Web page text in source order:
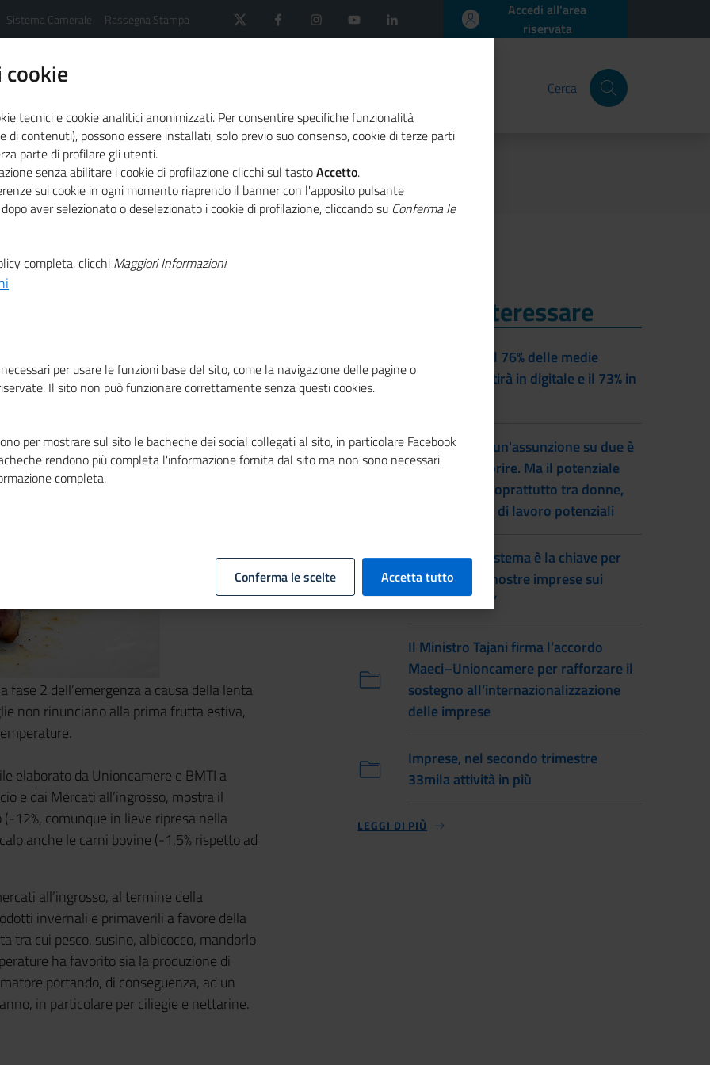
Sistema Camerale Rassegna Stampa
Accedi all'area
riservata
Cerca
sistema camerale
Comunicati Stampa
nella fase 2 abbatte il prezzo delle carni
la lenta
nella
delle carni
fase 2 dell’emergenza a causa della lenta
non rinunciano alla prima frutta estiva,
elaborato da Unioncamere e BMTI a
e dai Mercati all’ingrosso, mostra il
12%, comunque in lieve ripresa nella
anche le carni bovine (-1,5% rispetto ad
all’ingrosso, al termine della
invernali e primaverili a favore della
tra cui pesco, susino, albicocco, mandorlo
ha favorito sia la produzione di
portando, di conseguenza, ad un
in particolare per ciliegie e nettarine.
Ti Potrebbe Interessare
Entro il 2028 il 76% delle medie
imprese investirà in digitale e il 73% in
Lavoro, quasi un'assunzione su due è
difficile da coprire. Ma il potenziale
inutilizzato è soprattutto tra donne,
inattivi e forze di lavoro potenziali
Prete: “Fare sistema è la chiave per
far vincere le nostre imprese sui
mercati esteri”
Il Ministro Tajani firma l’accordo
Maeci–Unioncamere per rafforzare il
sostegno all’internazionalizzazione
delle imprese
Imprese, nel secondo trimestre
33mila attività in più
LEGGI DI PIÙ
tecnici e cookie analitici anonimizzati. Per consentire specifiche funzionalità
di contenuti), possono essere installati, solo previo suo consenso, cookie di terze parti
parte di profilare gli utenti.
senza abilitare i cookie di profilazione clicchi sul tastoAccetto.
sui cookie in ogni momento riaprendo il banner con l'apposito pulsante
aver selezionato o deselezionato i cookie di profilazione, cliccando su Conferma le
completa, clicchi Maggiori Informazioni
per usare le funzioni base del sito, come la navigazione delle pagine o
Il sito non può funzionare correttamente senza questi cookies.
per mostrare sul sito le bacheche dei social collegati al sito, in particolare Facebook
rendono più completa l'informazione fornita dal sito ma non sono necessari
completa.
Conferma le scelte Accetta tutto